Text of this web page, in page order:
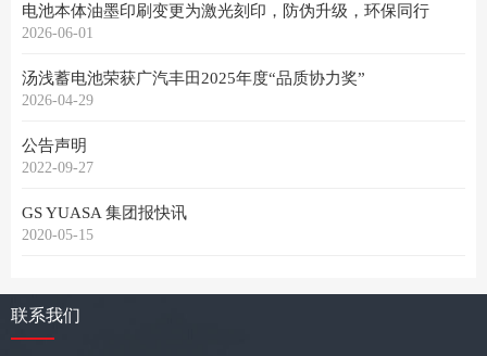
电池本体油墨印刷变更为激光刻印，防伪升级，环保同行
2026-06-01
汤浅蓄电池荣获广汽丰田2025年度“品质协力奖”
2026-04-29
公告声明
2022-09-27
GS YUASA 集团报快讯
2020-05-15
联系我们